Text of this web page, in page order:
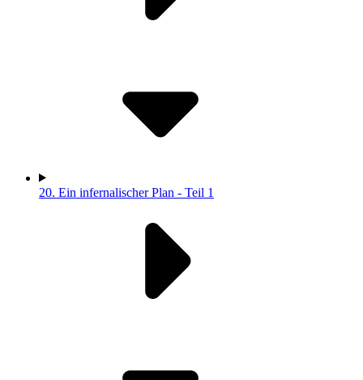
20. Ein infernalischer Plan - Teil 1